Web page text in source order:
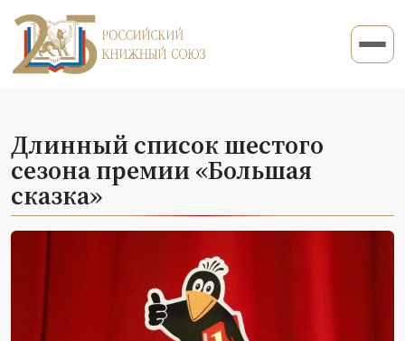
Длинный список шестого
сезона премии «Большая
сказка»